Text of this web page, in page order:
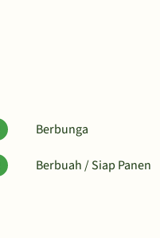
Berbunga
Berbuah / Siap Panen